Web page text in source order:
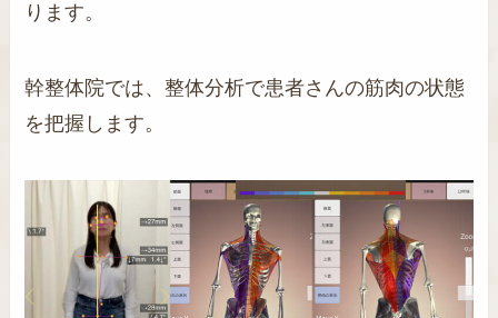
ります。
幹整体院では、整体分析で患者さんの筋肉の状態
を把握します。